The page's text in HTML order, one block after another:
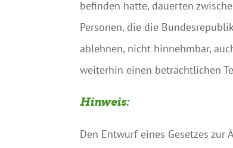
befinden hatte, dauerten
Personen, die die
ablehnen, nicht hinnehmbar,
weiterhin einen beträchtlichen
Hinweis:
Den Entwurf eines Gesetzes